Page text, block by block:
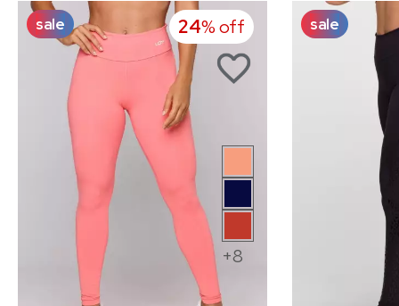
sale 24% off
+8
sale